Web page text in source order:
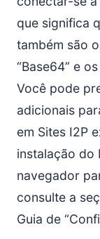
que significa
também são
“Base64” e
Você pode
adicionais
em Sites I2P
instalação do
navegador
consulte a
Guia de